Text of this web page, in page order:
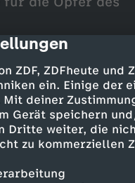
ZDF, ZDFheute
ein. Einige der
deiner
Gerät speichern
Dritte weiter, die
zu kommerziellen